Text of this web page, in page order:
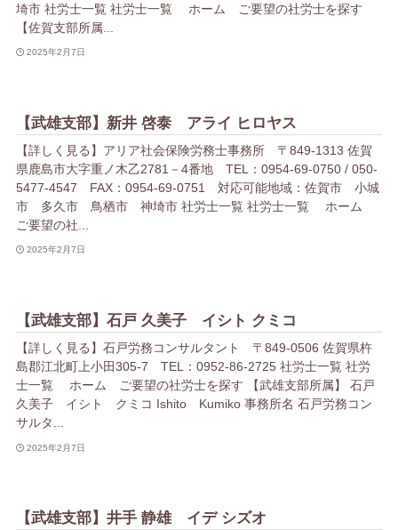
埼市 社労士一覧 社労士一覧 ホーム ご要望の社労士を探す
【佐賀支部所属...
2025年2月7日
【武雄支部】新井 啓泰 アライ ヒロヤス
【詳しく見る】アリア社会保険労務士事務所 〒849-1313 佐賀
県鹿島市大字重ノ木乙2781－4番地 TEL：0954-69-0750 / 050-
5477-4547 FAX：0954-69-0751 対応可能地域：佐賀市 小城
市 多久市 鳥栖市 神埼市 社労士一覧 社労士一覧 ホーム
ご要望の社...
2025年2月7日
【武雄支部】石戸 久美子 イシト クミコ
【詳しく見る】石戸労務コンサルタント 〒849-0506 佐賀県杵
島郡江北町上小田305-7 TEL：0952-86-2725 社労士一覧 社労
士一覧 ホーム ご要望の社労士を探す 【武雄支部所属】 石戸
久美子 イシト クミコ Ishito Kumiko 事務所名 石戸労務コン
サルタ...
2025年2月7日
【武雄支部】井手 静雄 イデ シズオ